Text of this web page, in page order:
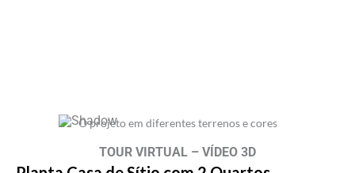
O projeto em diferentes terrenos e cores
TOUR VIRTUAL – VÍDEO 3D